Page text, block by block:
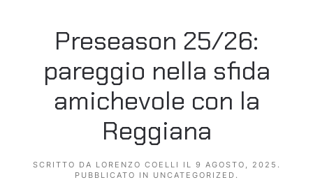
Preseason 25/26:
pareggio nella sfida
amichevole con la
Reggiana
SCRITTO DA LORENZO COELLI IL 9 AGOSTO, 2025 .
PUBBLICATO IN UNCATEGORIZED .